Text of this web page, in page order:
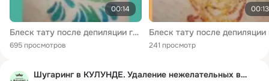
00:14
Блеск тату после депиляции глубокого бикини
695 просмотров
00:13
241 просмотр
Шугаринг в КУЛУНДЕ. Удаление нежелательных волос.